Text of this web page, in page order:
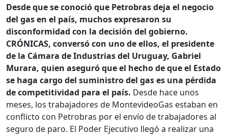
Desde que se conoció que Petrobras deja el negocio
del gas en el país, muchos expresaron su
disconformidad con la decisión del gobierno.
CRÓNICAS, conversó con uno de ellos, el presidente
de la Cámara de Industrias del Uruguay, Gabriel
Murara, quien aseguró que el hecho de que el Estado
se haga cargo del suministro del gas es una pérdida
de competitividad para el país. Desde hace unos
meses, los trabajadores de MontevideoGas estaban en
conflicto con Petrobras por el envío de trabajadores al
seguro de paro. El Poder Ejecutivo llegó a realizar una